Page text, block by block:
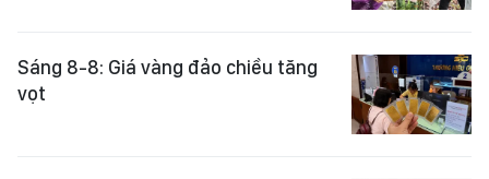
Sáng 8-8: Giá vàng đảo chiều tăng
vọt